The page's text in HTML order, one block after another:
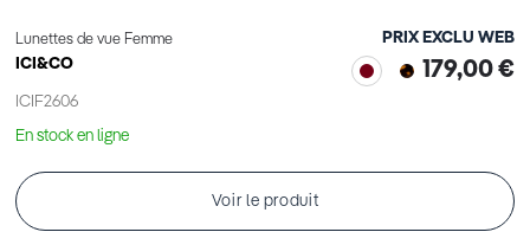
Lunettes de vue Femme
ICI&CO
ICIF2606
PRIX EXCLU WEB
179,00 €
En stock en ligne
Voir le produit